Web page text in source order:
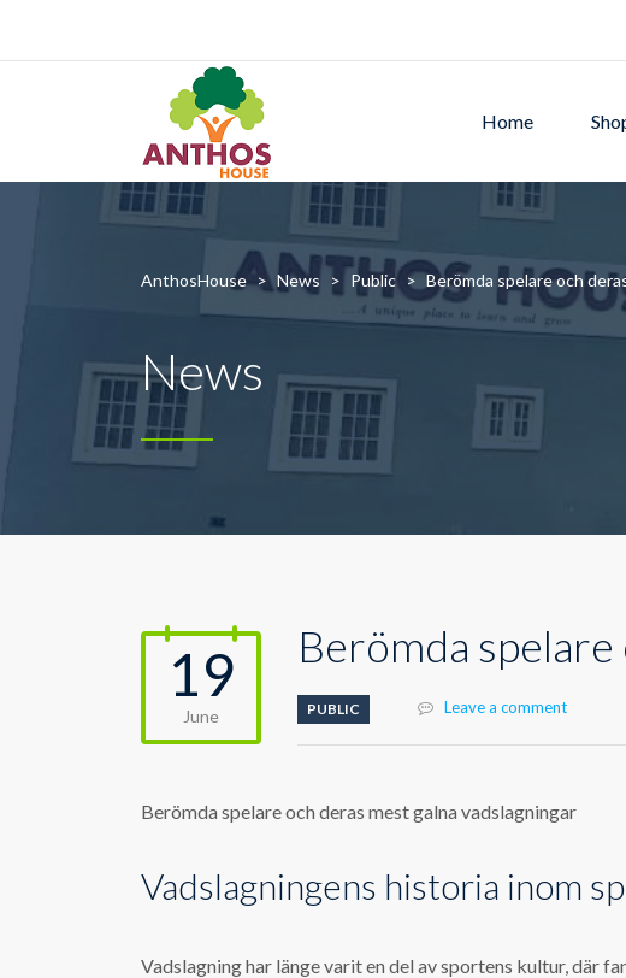
Home
AnthosHouse > News > Public > Berömda spelare och
News
19
June
Berömda
PUBLIC Leave a comment
Berömda spelare och deras mest galna vadslagningar
Vadslagningens historia inom
Vadslagning har länge varit en del av sportens kultur, där